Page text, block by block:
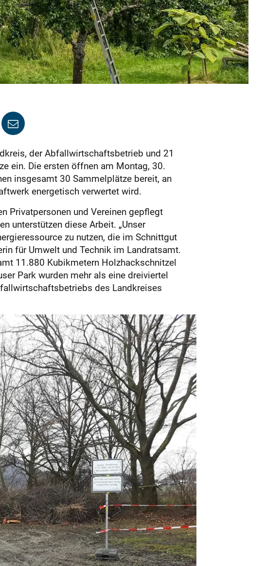
der Abfallwirtschaftsbetrieb und 21
ein. Die ersten öffnen am Montag, 30.
insgesamt 30 Sammelplätze bereit, an
energetisch verwertet wird.
Privatpersonen und Vereinen gepflegt
unterstützen diese Arbeit. „Unser
zu nutzen, die im Schnittgut
für Umwelt und Technik im Landratsamt.
11.880 Kubikmetern Holzhackschnitzel
Park wurden mehr als eine dreiviertel
des Landkreises